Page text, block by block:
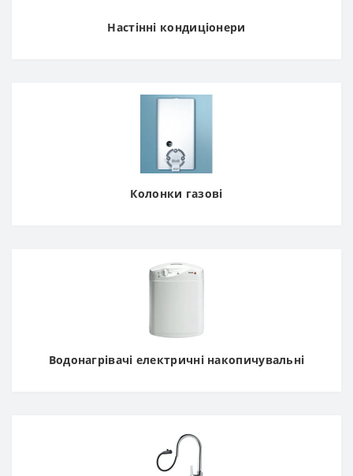
Настінні кондиціонери
Колонки газові
Водонагрівачі електричні накопичувальні